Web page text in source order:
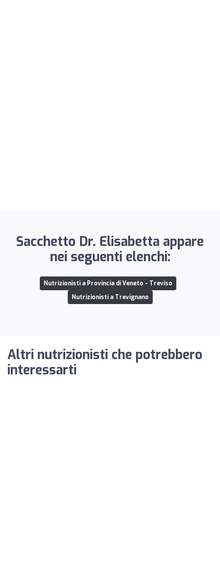
Sacchetto Dr. Elisabetta appare
nei seguenti elenchi:
Nutrizionisti a Provincia di Veneto - Treviso
Nutrizionisti a Trevignano
Altri nutrizionisti che potrebbero
interessarti